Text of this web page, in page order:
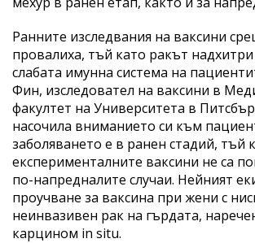
Ранните изследвания на ваксини
провалиха, тъй като ракът
слабата имунна система на
Фин, изследовател на ваксини в
факултет на Университета в
насочила вниманието си към
заболяването е в ранен стадий, тъй
експерименталните ваксини не са
по-напредналите случаи. Нейният
проучване за ваксина при жени с
неинвазивен рак на гърдата,
карцином in situ.